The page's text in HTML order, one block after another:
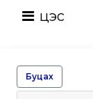
цэс
Буцах